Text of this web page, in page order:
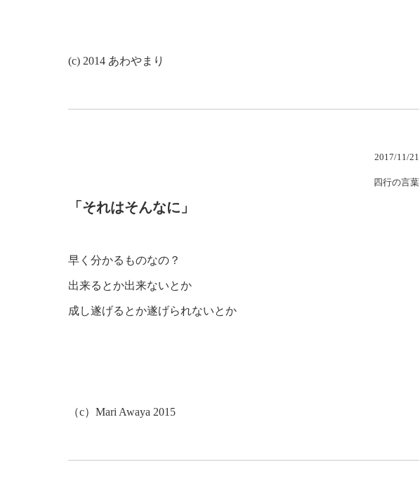
(c) 2014 あわやまり
2017/11/21
四行の言葉
「それはそんなに」
早く分かるものなの？
出来るとか出来ないとか
成し遂げるとか遂げられないとか
（c）Mari Awaya 2015